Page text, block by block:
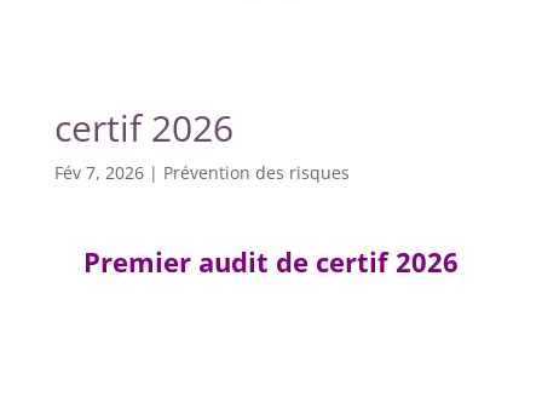
certif 2026
Fév 7, 2026| Prévention des risques
Premier audit de certif 2026